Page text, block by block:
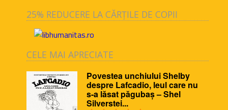
25% REDUCERE LA CĂRȚILE DE COPII
CELE MAI APRECIATE
Povestea unchiului Shelby
despre Lafcadio, leul care nu
s-a lăsat păgubaș – Shel
Silverstei...